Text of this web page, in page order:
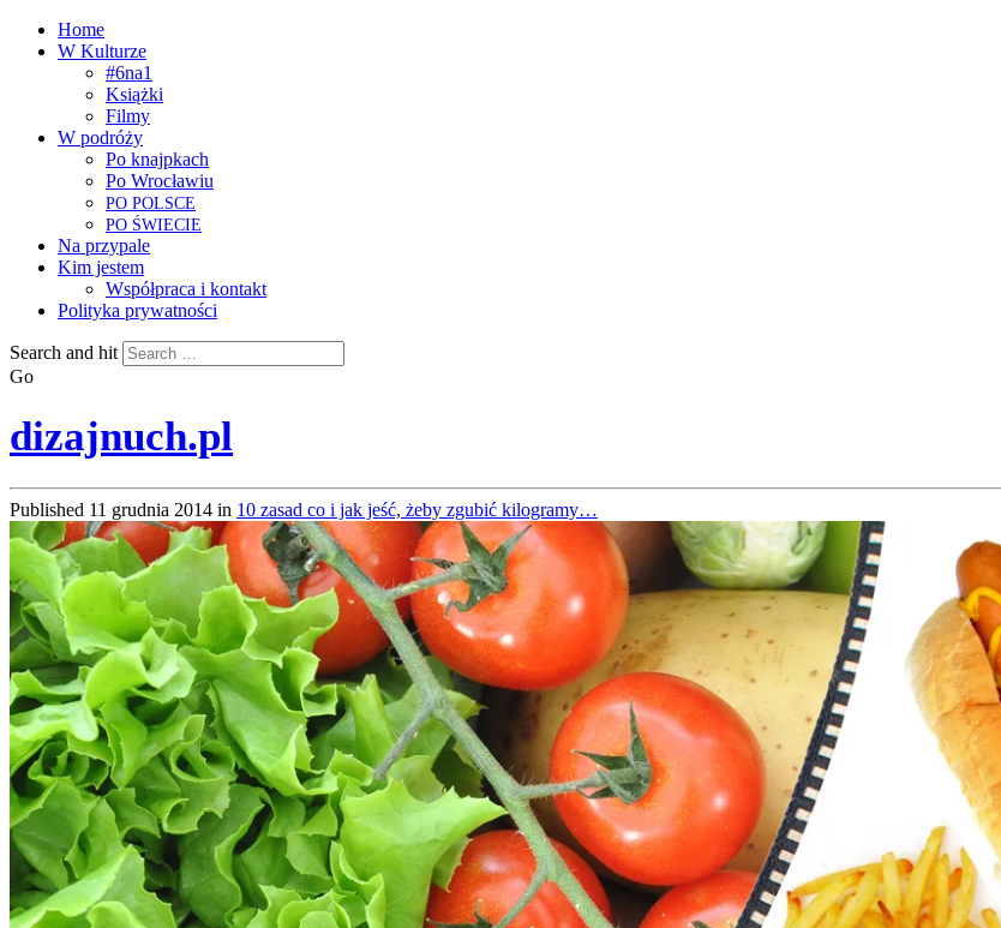
Home
W Kulturze
#6na1
Książki
Filmy
W podróży
Po knajpkach
Po Wrocławiu
PO POLSCE
PO ŚWIECIE
Na przypale
Kim jestem
Współpraca i kontakt
Polityka prywatności
Search and hit
Go
dizajnuch.pl
Published 11 grudnia 2014 in 10 zasad co i jak jeść, żeby zgubić kilogramy…